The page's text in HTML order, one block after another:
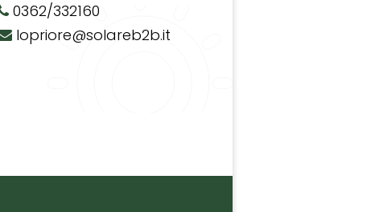
0362/332160
lopriore@solareb2b.it